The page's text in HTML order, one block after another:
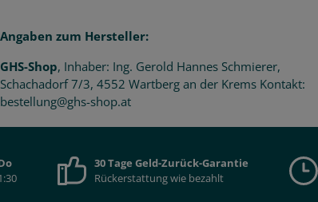
Angaben zum Hersteller:
GHS-Shop, Inhaber: Ing. Gerold Hannes Schmierer,
Schachadorf 7/3, 4552 Wartberg an der Krems Kontakt:
bestellung@ghs-shop.at
30 Tage Geld-Zurück-Garantie
Rückerstattung wie bezahlt